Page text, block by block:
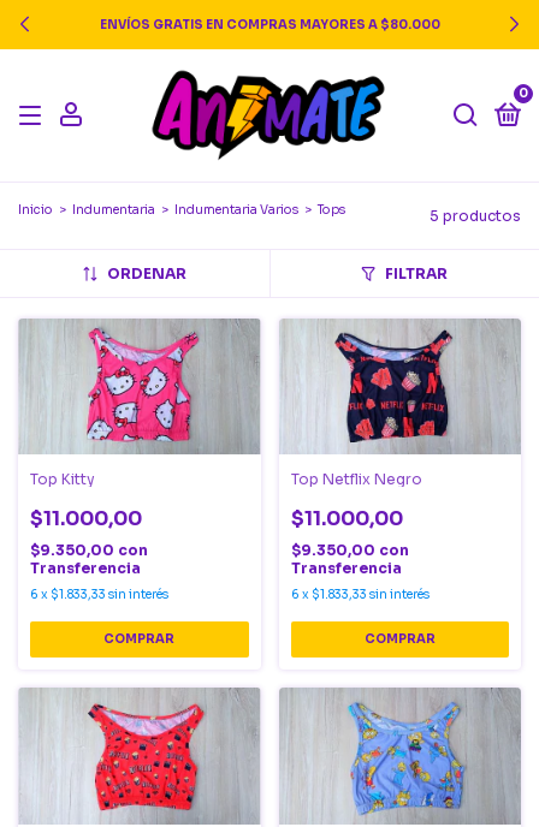
ENVÍOS GRATIS EN COMPRAS MAYORES A $80.000
0
Inicio > Indumentaria > Indumentaria Varios > Tops 5 productos
ORDENAR FILTRAR
Top Kitty
$11.000,00
$9.350,00 con
Transferencia
6 x $1.833,33 sin interés
COMPRAR
Top Netflix Negro
$11.000,00
$9.350,00 con
Transferencia
6 x $1.833,33 sin interés
COMPRAR